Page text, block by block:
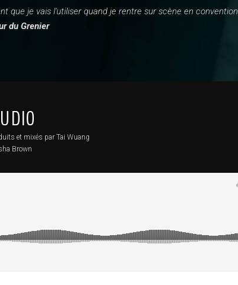
que je vais l'utiliser quand je rentre sur scène en convention
du Grenier
et mixés par Tai Wuang
Brown